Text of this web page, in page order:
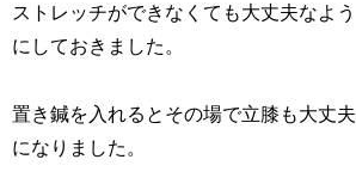
ストレッチができなくても大丈夫なよう
にしておきました。
置き鍼を入れるとその場で立膝も大丈夫
になりました。